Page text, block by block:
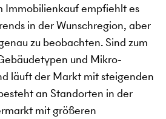
Immobilienkauf empfiehlt es
in der Wunschregion, aber
zu beobachten. Sind zum
und Mikro-
läuft der Markt mit steigenden
an Standorten in der
mit größeren